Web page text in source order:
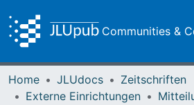
Communities &
Home JLUdocs
Zeitschriften
Externe Einrichtungen